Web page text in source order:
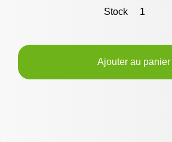
Stock 1
Ajouter au panier